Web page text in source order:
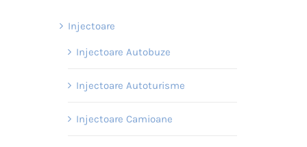
Injectoare
Injectoare Autobuze
Injectoare Autoturisme
Injectoare Camioane